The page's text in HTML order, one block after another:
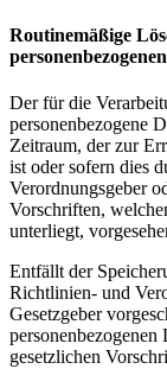
Routinemäßige
Der für die
personenbezogene
Zeitraum, der zur
ist oder sofern dies
Verordnungsgeber
Vorschriften,
unterliegt,
Entfällt der
Richtlinien- und
Gesetzgeber
personenbezogenen
gesetzlichen